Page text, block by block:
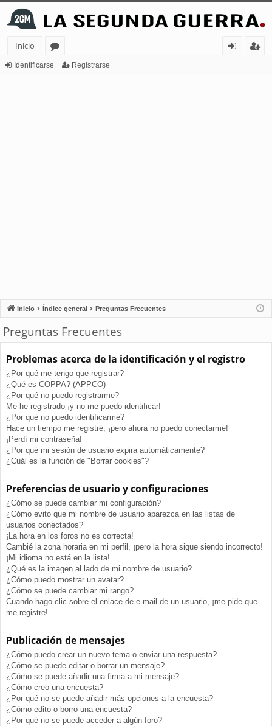
Inicio
or
Identificarse Registrarse
Inicio Índice general Preguntas Frecuentes
Preguntas Frecuentes
Problemas acerca de la identificación y el registro
¿Por qué me tengo que registrar?
¿Qué es COPPA? (APPCO)
¿Por qué no puedo registrarme?
Me he registrado ¡y no me puedo identificar!
¿Por qué no puedo identificarme?
Hace un tiempo me registré, ¡pero ahora no puedo conectarme!
¡Perdí mi contraseña!
¿Por qué mi sesión de usuario expira automáticamente?
¿Cuál es la función de "Borrar cookies"?
Preferencias de usuario y configuraciones
¿Cómo se puede cambiar mi configuración?
¿Cómo evito que mi nombre de usuario aparezca en las listas de
usuarios conectados?
¡La hora en los foros no es correcta!
Cambié la zona horaria en mi perfil, ¡pero la hora sigue siendo incorrecto!
¡Mi idioma no está en la lista!
¿Qué es la imagen al lado de mi nombre de usuario?
¿Cómo puedo mostrar un avatar?
¿Cómo se puede cambiar mi rango?
Cuando hago clic sobre el enlace de e-mail de un usuario, ¡me pide que
me registre!
Publicación de mensajes
¿Cómo puedo crear un nuevo tema o enviar una respuesta?
¿Cómo se puede editar o borrar un mensaje?
¿Cómo se puede añadir una firma a mi mensaje?
¿Cómo creo una encuesta?
¿Por qué no se puede añadir más opciones a la encuesta?
¿Cómo edito o borro una encuesta?
¿Por qué no se puede acceder a algún foro?